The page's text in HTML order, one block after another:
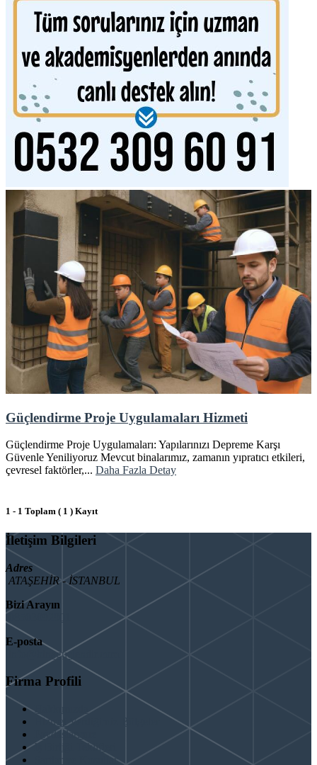
Güçlendirme Proje Uygulamaları Hizmeti
Güçlendirme Proje Uygulamaları: Yapılarınızı Depreme Karşı
Güvenle Yeniliyoruz Mevcut binalarımız, zamanın yıpratıcı etkileri,
çevresel faktörler,... Daha Fazla Detay
1 - 1 Toplam ( 1 ) Kayıt
İletişim Bilgileri
Adres
ATAŞEHİR - İSTANBUL
Bizi Arayın
E-posta
info@binaguclendir.com
Firma Profili
Hakkımızda
Hizmet Verdiğimiz Bölgeler
Paydaşlarımız
İş Birliği Teklifleri
Şartlar ve Koşullar